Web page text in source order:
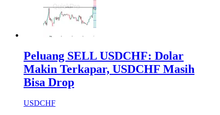
Peluang SELL USDCHF: Dolar
Makin Terkapar, USDCHF Masih
Bisa Drop
USDCHF